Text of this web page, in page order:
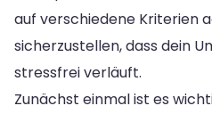
auf verschiedene Kriterien
sicherzustellen, dass dein
stressfrei verläuft.
Zunächst einmal ist es